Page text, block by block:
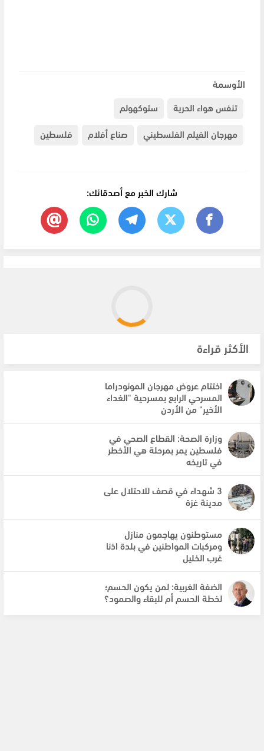
الأوسمة
تنفس هواء الحرية
ستوكهولم
مهرجان الفيلم الفلسطيني
صناع أفلام فلسطين
شارك الخبر مع أصدقائك:
الأكثر قراءة
اختتام عروض مهرجان المونودراما
المسرحي الرابع بمسرحية "الغداء
الأخير" من الأردن
وزارة الصحة: القطاع الصحي في
فلسطين يمر بمرحلة هي الأخطر
في تاريخه
3 شهداء في قصف للاحتلال على
مدينة غزة
مستوطنون يهاجمون منازل
ومركبات المواطنين في بلدة اذنا
غرب الخليل
الضفة الغربية: لمن يكون الحسم؛
لخطة الحسم أم للبقاء والصمود؟